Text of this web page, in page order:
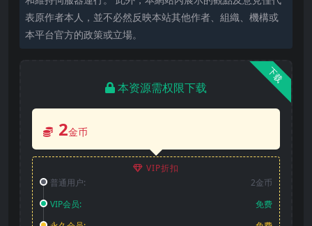
表原作者本人，並不必然反映本站其他作者、組織、機構或
本平台官方的政策或立場。
下载
本资源需权限下载
2金币
VIP折扣
普通用户:
2金币
VIP会员:
免费